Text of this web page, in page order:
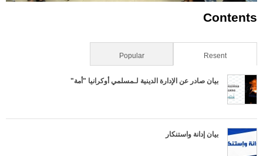
Contents
Resent (علامة التبويب النشطة)Popular
بيان صادر عن الإدارة الدينية لـمسلمي أوكرانيا "أمة"
بيان إدانة واستنكار